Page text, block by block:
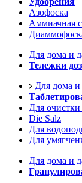
Азофоска
Аммиачная
Для дома и
Тележки
Для дома и
Для
Die Salz
Для
Для
Для дома и